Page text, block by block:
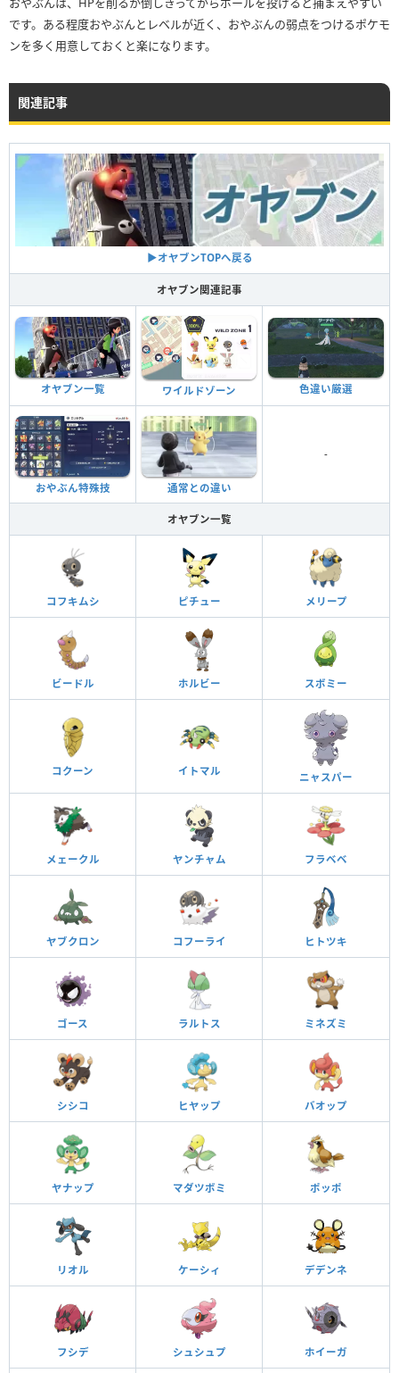
です。ある程度おやぶんとレベルが近く、おやぶんの弱点をつけるポケモ
ンを多く用意しておくと楽になります。
関連記事
▶︎オヤブンTOPへ戻る
オヤブン関連記事
オヤブン一覧 ワイルドゾーン 色違い厳選
おやぶん特殊技 通常との違い
-
オヤブン一覧
コフキムシ ピチュー メリープ
ビードル ホルビー スボミー
コクーン イトマル ニャスパー
メェークル ヤンチャム フラベベ
ヤブクロン コフーライ ヒトツキ
ゴース ラルトス ミネズミ
シシコ ヒヤップ バオップ
ヤナップ マダツボミ ポッポ
リオル ケーシィ デデンネ
フシデ シュシュプ ホイーガ